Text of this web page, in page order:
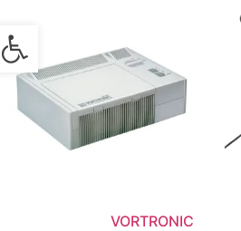
VORTRONIC